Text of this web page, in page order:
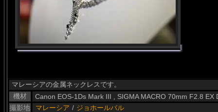
マレーシアの金属ネックレスです。
機材
Canon EOS-1Ds Mark III , SIGMA MACRO 70mm F2.8 EX
撮影地
マレーシア / ジョホールバル